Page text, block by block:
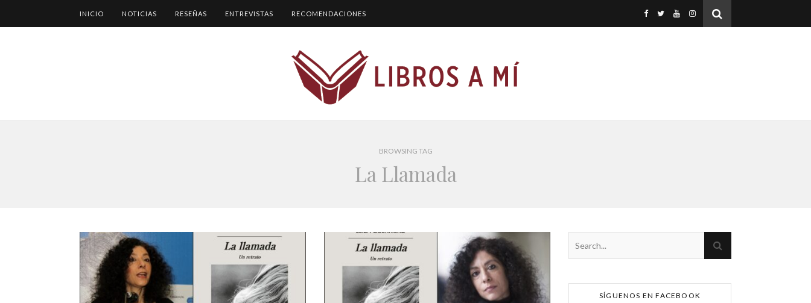
INICIO NOTICIAS RESEÑAS ENTREVISTAS RECOMENDACIONES
BROWSING TAG
La Llamada
SÍGUENOS EN FACEBOOK